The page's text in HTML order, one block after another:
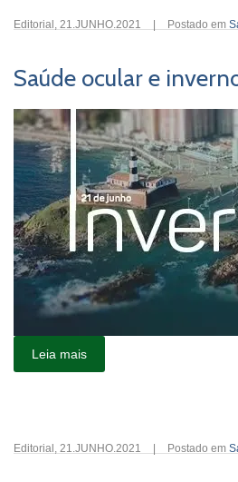
Editorial , 21.JUNHO.2021 Postado em
Saúde ocular e
Leia mais
Editorial , 21.JUNHO.2021 Postado em